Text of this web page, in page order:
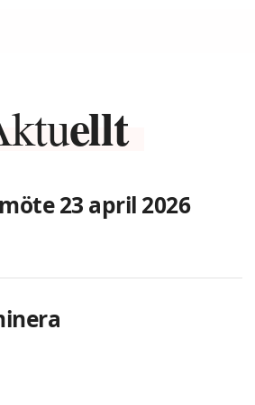
ellt
23 april 2026